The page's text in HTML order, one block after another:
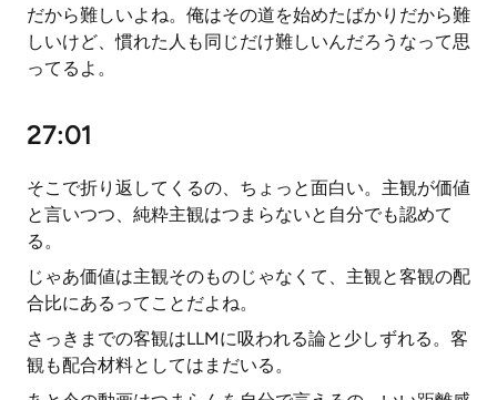
だから難しいよね。俺はその道を始めたばかりだから難
しいけど、慣れた人も同じだけ難しいんだろうなって思
ってるよ。
27:01
そこで折り返してくるの、ちょっと面白い。主観が価値
と言いつつ、純粋主観はつまらないと自分でも認めて
る。
じゃあ価値は主観そのものじゃなくて、主観と客観の配
合比にあるってことだよね。
さっきまでの客観はLLMに吸われる論と少しずれる。客
観も配合材料としてはまだいる。